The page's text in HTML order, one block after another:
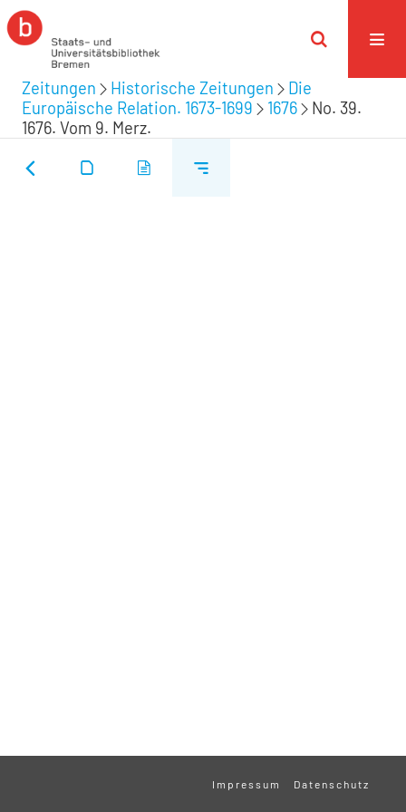
Zeitungen Historische Zeitungen
Die
Europäische Relation. 1673-1699
1676
No. 39.
1676. Vom 9. Merz.
Impressum Datenschutz